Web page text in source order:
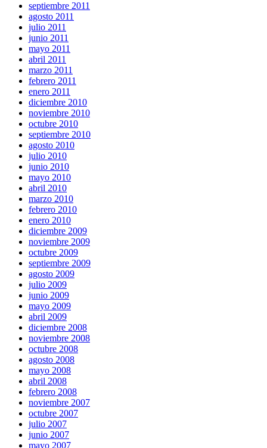
septiembre 2011
agosto 2011
julio 2011
junio 2011
mayo 2011
abril 2011
marzo 2011
febrero 2011
enero 2011
diciembre 2010
noviembre 2010
octubre 2010
septiembre 2010
agosto 2010
julio 2010
junio 2010
mayo 2010
abril 2010
marzo 2010
febrero 2010
enero 2010
diciembre 2009
noviembre 2009
octubre 2009
septiembre 2009
agosto 2009
julio 2009
junio 2009
mayo 2009
abril 2009
diciembre 2008
noviembre 2008
octubre 2008
agosto 2008
mayo 2008
abril 2008
febrero 2008
noviembre 2007
octubre 2007
julio 2007
junio 2007
mayo 2007